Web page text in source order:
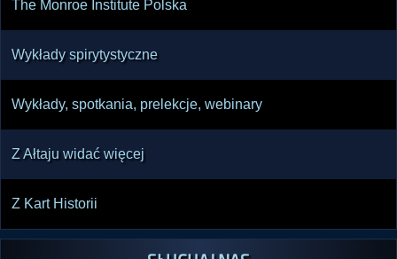
The Monroe Institute Polska
Wykłady spirytystyczne
Wykłady, spotkania, prelekcje, webinary
Z Ałtaju widać więcej
Z Kart Historii